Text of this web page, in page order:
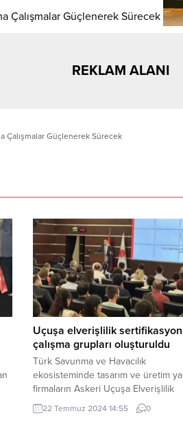
REKLAM ALANI
Çalışmalar Güçlenerek Sürecek
Uçuşa elverişlilik
çalışma grupları oluşturuldu
Türk Savunma ve Havacılık
ekosisteminde tasarım ve üretim
firmaların Askeri Uçuşa Elverişlilik
Sertifikasyonu süreçlerinde
yönlendirilmesi, Millî Teknoloji
22 Temmuz 2024 14:55 0